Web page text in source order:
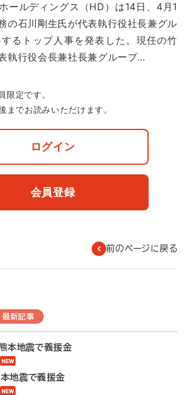
ールディングス（HD）は14日、4月1
の石川剛生氏が代表執行役社長兼グル
るトップ人事を発表した。現任の竹
執行役会長兼社長兼グループ…
限定です。
までお読みいただけます。
ログイン
会員登録
前のページに戻る
最新記事
本地震で義援金
地震で義援金